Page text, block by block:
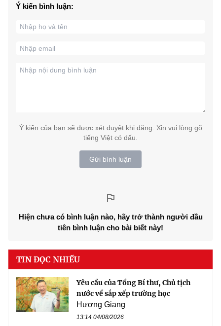
Ý kiến bình luận:
Ý kiến của bạn sẽ được xét duyệt khi đăng. Xin vui lòng gõ
tiếng Việt có dấu.
Gửi bình luận
Hiện chưa có bình luận nào, hãy trở thành người đầu
tiên bình luận cho bài biết này!
TIN ĐỌC NHIỀU
Yêu cầu của Tổng Bí thư, Chủ tịch
nước về sắp xếp trường học
Hương Giang
13:14 04/08/2026